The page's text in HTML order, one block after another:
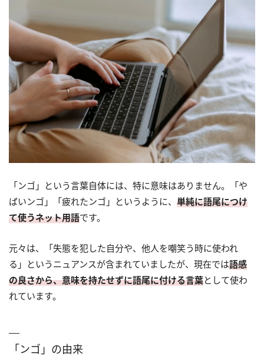
「ンゴ」という言葉自体には、特に意味はありません。「や
ばいンゴ」「疲れたンゴ」というように、 単純に語尾につけ
て使うネット用語です。
元々は、「失態を犯した自分や、他人を嘲笑う時に使われ
る」というニュアンスが含まれていましたが、現在では語感
の良さから、意味を持たせずに語尾に付ける言葉として使わ
れています。
「ンゴ」の由来